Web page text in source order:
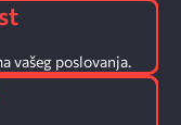
vašeg poslovanja.